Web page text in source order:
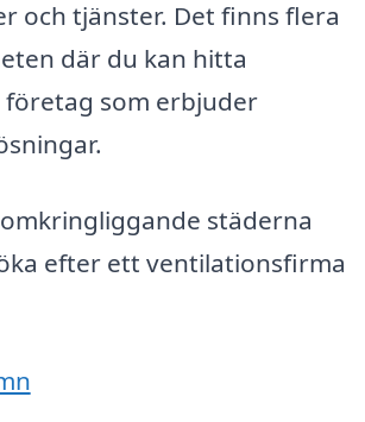
och tjänster. Det finns flera
där du kan hitta
företag som erbjuder
städerna
efter ett ventilationsfirma